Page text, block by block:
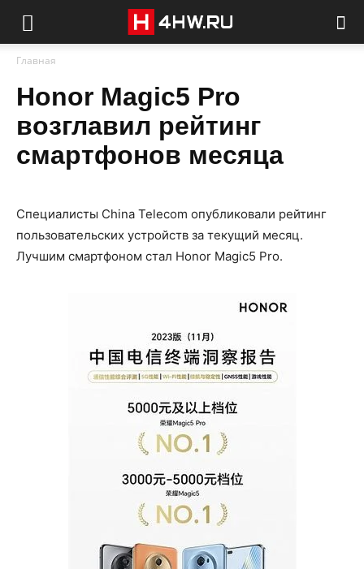
Главная
Honor Magic5 Pro
возглавил рейтинг
смартфонов месяца
Специалисты China Telecom опубликовали рейтинг
пользовательских устройств за текущий месяц.
Лучшим смартфоном стал Honor Magic5 Pro.